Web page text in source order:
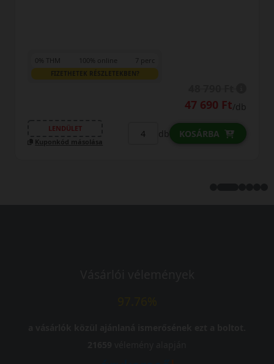
0% THM 100% online 7 perc
FIZETHETEK RÉSZLETEKBEN?
47 690 Ft/db
LENDÜLET
Kuponkód másolása
db KOSÁRBA